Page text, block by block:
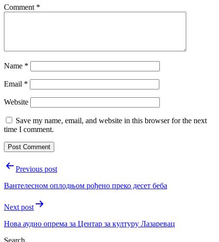
Comment *
Name *
Email *
Website
Save my name, email, and website in this browser for the next
time I comment.
PostPrevious post
Вантелесном оплодњом рођено преко десет беба
Next post
Нова аудио опрема за Центар за културу Лазаревац
Search